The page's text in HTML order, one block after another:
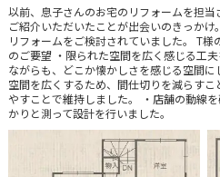
以前、息子さんのお宅のリフォームを担
ご紹介いただいたことが出会いのきっか
リフォームをご検討されていました。 T
のご要望 ・限られた空間を広く感じる工
ながらも、どこか懐かしさを感じる空間
空間を広くするため、間仕切りを減らす
やすことで維持しました。 ・店舗の動線
かりと測って設計を行いました。